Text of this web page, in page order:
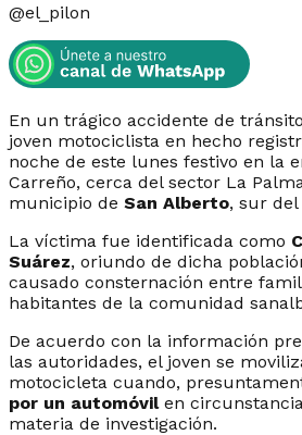
@el_pilon
En un trágico accidente de
joven motociclista en hecho
noche de este lunes festivo en la
Carreño, cerca del sector La
municipio de San Alberto, sur del
La víctima fue identificada como
Suárez, oriundo de dicha
causado consternación entre
habitantes de la comunidad
De acuerdo con la información
las autoridades, el joven se
motocicleta cuando,
por un automóvil en
materia de investigación.